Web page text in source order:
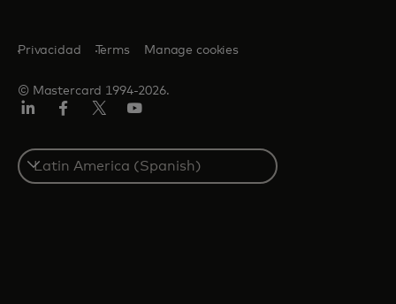
© Mastercard 1994-2026.
Privacidad Terms Manage cookies
Select
a
country